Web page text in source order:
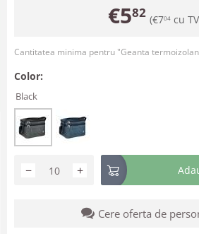
€582 (€704 cu
Cantitatea minima pentru "Geanta
Color:
Black
+
−
Cere oferta de